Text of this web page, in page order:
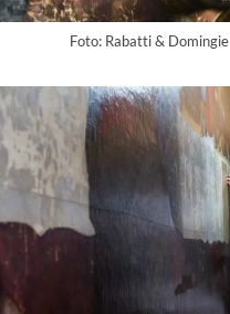
Foto: Rabatti & Domingie